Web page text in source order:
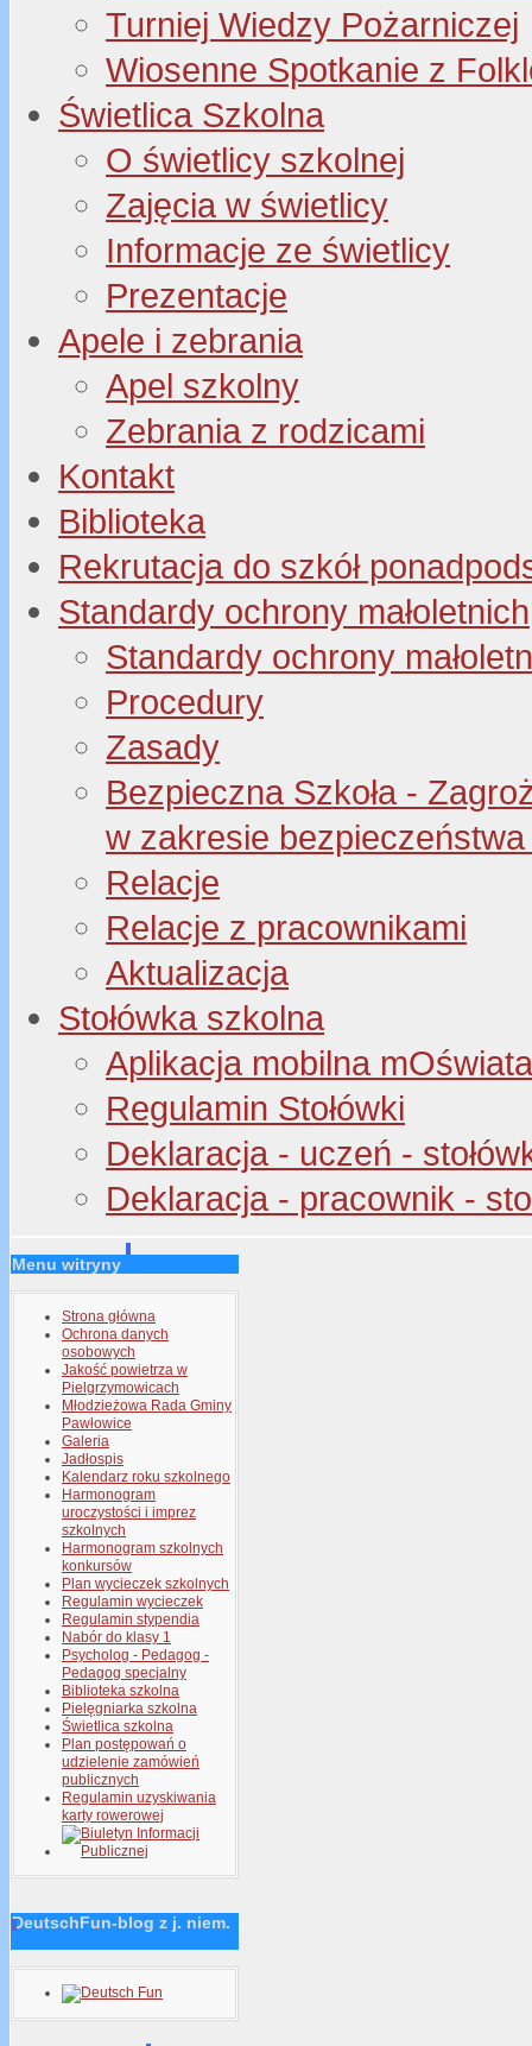
Turniej Wiedzy Pożarniczej
Wiosenne Spotkanie z
Świetlica Szkolna
O świetlicy szkolnej
Zajęcia w świetlicy
Informacje ze świetlicy
Prezentacje
Apele i zebrania
Apel szkolny
Zebrania z rodzicami
Kontakt
Biblioteka
Rekrutacja do szkół
Standardy ochrony małoletnich
Standardy ochrony
Procedury
Zasady
Bezpieczna Szkoła -
w zakresie
Relacje
Relacje z pracownikami
Aktualizacja
Stołówka szkolna
Aplikacja mobilna
Regulamin Stołówki
Deklaracja - uczeń -
Deklaracja - pracownik -
Menu witryny
Strona główna
Ochrona danych
osobowych
Jakość powietrza w
Pielgrzymowicach
Młodzieżowa Rada Gminy
Pawłowice
Galeria
Jadłospis
Kalendarz roku szkolnego
Harmonogram
uroczystości i imprez
szkolnych
Harmonogram szkolnych
konkursów
Plan wycieczek szkolnych
Regulamin wycieczek
Regulamin stypendia
Nabór do klasy 1
Psycholog - Pedagog -
Pedagog specjalny
Biblioteka szkolna
Pielęgniarka szkolna
Świetlica szkolna
Plan postępowań o
udzielenie zamówień
publicznych
Regulamin uzyskiwania
karty rowerowej
DeutschFun-blog z j. niem.